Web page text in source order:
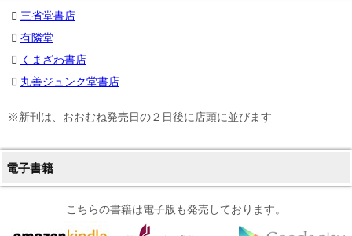
三省堂書店
有隣堂
くまざわ書店
丸善ジュンク堂書店
※新刊は、おおむね発売日の２日後に店頭に並びます
電子書籍
こちらの書籍は電子版も発売しております。